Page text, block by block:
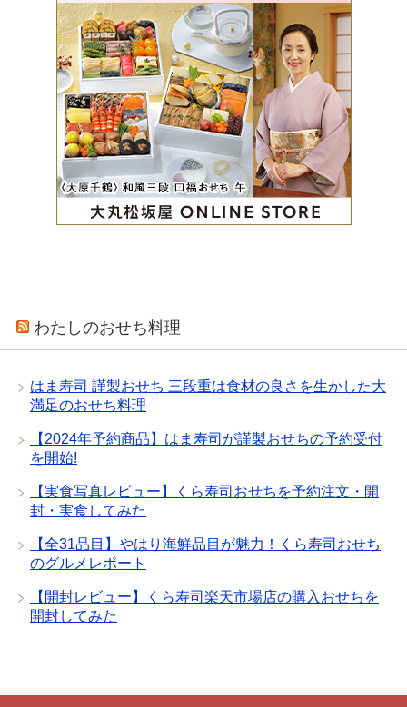
わたしのおせち料理
はま寿司 謹製おせち 三段重は食材の良さを生かした大
満足のおせち料理
【2024年予約商品】はま寿司が謹製おせちの予約受付
を開始!
【実食写真レビュー】くら寿司おせちを予約注文・開
封・実食してみた
【全31品目】やはり海鮮品目が魅力！くら寿司おせち
のグルメレポート
【開封レビュー】くら寿司楽天市場店の購入おせちを
開封してみた